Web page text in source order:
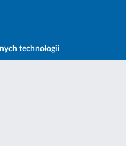
technologii